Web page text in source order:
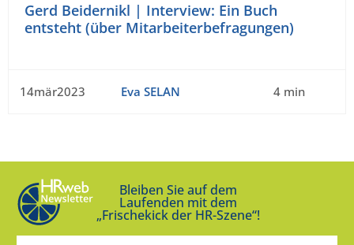
Gerd Beidernikl | Interview: Ein Buch
entsteht (über Mitarbeiterbefragungen)
14mär2023 Eva SELAN 4 min
Bleiben Sie auf dem
Laufenden mit dem
„Frischekick der HR-Szene“!